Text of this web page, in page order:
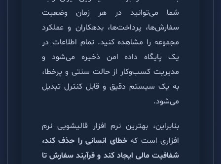
شما می‌توانید در هر زمان وضعیت
سفارش‌ها، پرداخت‌ها، بدهکاران و عملکرد
مجموعه را مشاهده کنید. تمام اطلاعات در
یک پایگاه داده امن ذخیره می‌شود و
مدیریت کسب‌وکار از حالت سنتی و پرخطا،
به یک سیستم دقیق و قابل کنترل تبدیل
می‌شود.
بنابراین، بهترین نرم افزار قالیشویی نرم
افزاری است کهخطای انسانی را حذف کند،
شفافیت مالی ایجاد کند و فرآیند سفارش تا